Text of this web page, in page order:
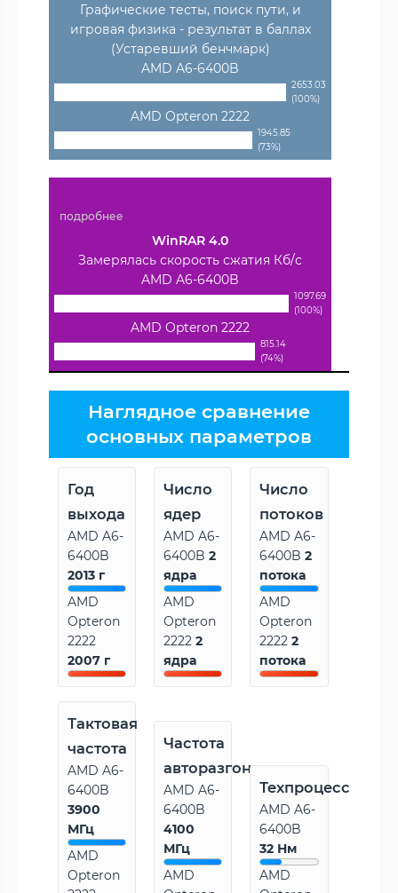
Графические тесты, поиск пути, и
игровая физика - результат в баллах
(Устаревший бенчмарк)
AMD A6-6400B
2653.03
(100%)
AMD Opteron 2222
1945.85
(73%)
подробнее
WinRAR 4.0
Замерялась скорость сжатия Кб/с
AMD A6-6400B
1097.69
(100%)
AMD Opteron 2222
815.14
(74%)
Наглядное сравнение
основных параметров
Год
выхода
AMD A6-
6400B
2013 г
AMD
Opteron
2222
2007 г
Число
ядер
AMD A6-
6400B2
ядра
AMD
Opteron
22222
ядра
Число
потоков
AMD A6-
6400B2
потока
AMD
Opteron
22222
потока
Тактовая
частота
AMD A6-
6400B
3900
МГц
AMD
Opteron
Частота
авторазгона
AMD A6-
6400B
4100
МГц
AMD
Техпроцесс
AMD A6-
6400B
32 Нм
AMD